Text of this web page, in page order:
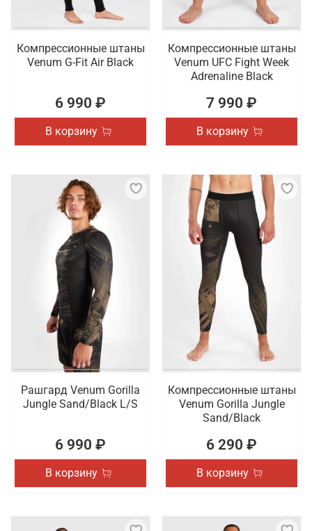
Компрессионные штаны
Venum G-Fit Air Black
6 990 ₽
В корзину
Компрессионные штаны
Venum UFC Fight Week
Adrenaline Black
7 990 ₽
В корзину
Рашгард Venum Gorilla
Jungle Sand/Black L/S
6 990 ₽
В корзину
Компрессионные штаны
Venum Gorilla Jungle
Sand/Black
6 290 ₽
В корзину